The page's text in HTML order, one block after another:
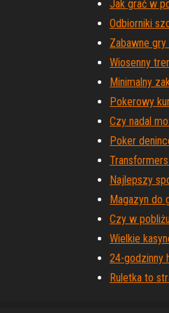
Jak grać w
Odbiorniki
Zabawne
Wiosenny
Minimalny
Pokerowy
Czy nadal
Poker
Najlepszy
Magazyn do
Czy w
Wielkie
24-godzinny
Ruletka to